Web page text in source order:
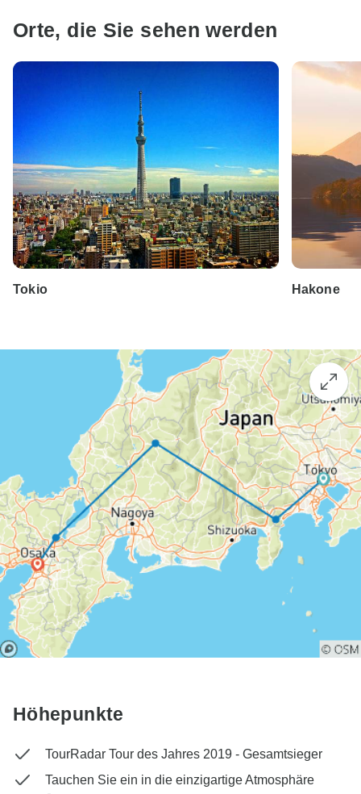
Orte, die Sie sehen werden
Tokio Hakone
Höhepunkte
TourRadar Tour des Jahres 2019 - Gesamtsieger
Tauchen Sie ein in die einzigartige Atmosphäre